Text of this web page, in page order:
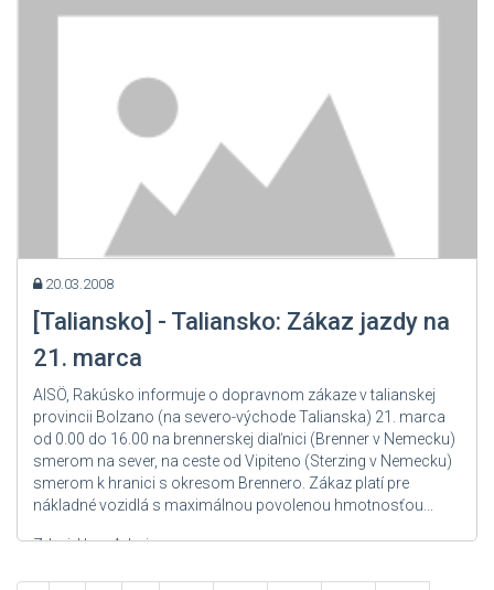
20.03.2008
[Taliansko] - Taliansko: Zákaz jazdy na
21. marca
AISÖ, Rakúsko informuje o dopravnom zákaze v talianskej
provincii Bolzano (na severo-východe Talianska) 21. marca
od 0.00 do 16.00 na brennerskej diaľnici (Brenner v Nemecku)
smerom na sever, na ceste od Vipiteno (Sterzing v Nemecku)
smerom k hranici s okresom Brennero. Zákaz platí pre
nákladné vozidlá s maximálnou povolenou hmotnosťou...
Zdroj: User Admin